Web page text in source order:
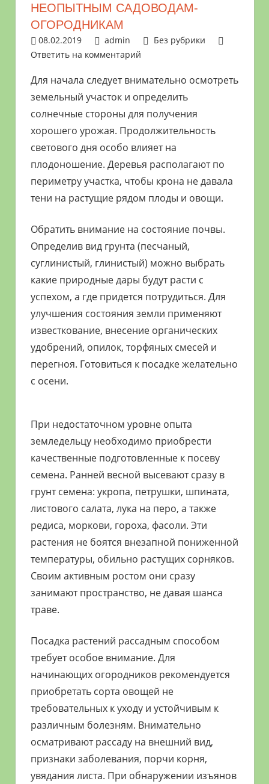
растениями
цветами.
Поможем
обустройстве
дачного
участка
выращивании
богатого
урожая.
НЕОПЫТНЫМ САДОВОДАМ-
ОГОРОДНИКАМ
08.02.2019 admin
Без рубрики
Ответить на комментарий
Для начала следует внимательно осмотреть
земельный участок и определить
солнечные стороны для получения
хорошего урожая. Продолжительность
светового дня особо влияет на
плодоношение. Деревья располагают по
периметру участка, чтобы крона не давала
тени на растущие рядом плоды и овощи.
Обратить внимание на состояние почвы.
Определив вид грунта (песчаный,
суглинистый, глинистый) можно выбрать
какие природные дары будут расти с
успехом, а где придется потрудиться. Для
улучшения состояния земли применяют
известкование, внесение органических
удобрений, опилок, торфяных смесей и
перегноя. Готовиться к посадке желательно
с осени.
При недостаточном уровне опыта
земледельцу необходимо приобрести
качественные подготовленные к посеву
семена. Ранней весной высевают сразу в
грунт семена: укропа, петрушки, шпината,
листового салата, лука на перо, а также
редиса, моркови, гороха, фасоли. Эти
растения не боятся внезапной пониженной
температуры, обильно растущих сорняков.
Своим активным ростом они сразу
занимают пространство, не давая шанса
траве.
Посадка растений рассадным способом
требует особое внимание. Для
начинающих огородников рекомендуется
приобретать сорта овощей не
требовательных к уходу и устойчивым к
различным болезням. Внимательно
осматривают рассаду на внешний вид,
признаки заболевания, порчи корня,
увядания листа. При обнаружении изъянов